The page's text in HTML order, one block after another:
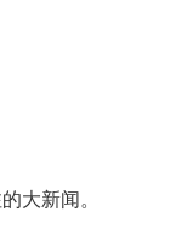
大新闻。